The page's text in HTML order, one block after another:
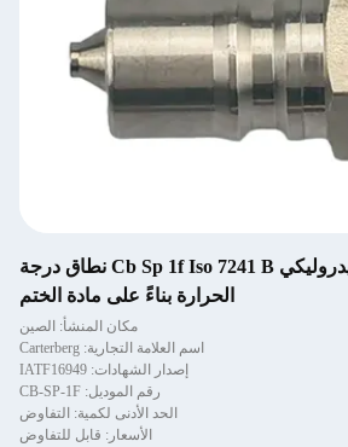
اقتران سريع هيدروليكي Cb Sp 1f Iso 7241 B نطاق درجة
الحرارة بناءً على مادة الختم
مكان المنشأ: الصين
اسم العلامة التجارية: Carterberg
إصدار الشهادات: IATF16949
رقم الموديل: CB-SP-1F
الحد الأدنى لكمية: التفاوض
الأسعار: قابل للتفاوض